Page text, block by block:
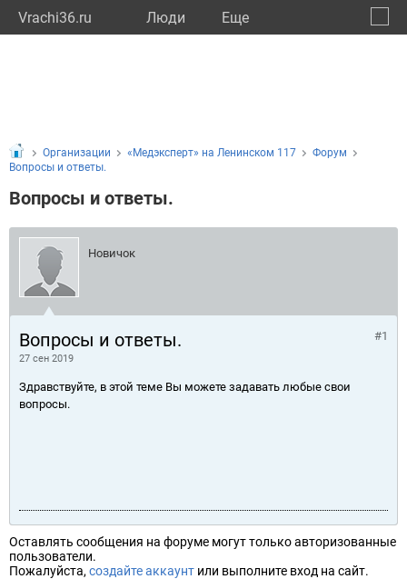
Vrachi36.ru Люди Eще
Организации «Медэксперт» на Ленинском 117
Форум
Вопросы и ответы.
Вопросы и ответы.
Новичок
Вопросы и ответы.
27 сен 2019
#1
Здравствуйте, в этой теме Вы можете задавать любые свои
вопросы.
Оставлять сообщения на форуме могут только авторизованные
пользователи.
Пожалуйста, создайте аккаунт или выполните вход на сайт.